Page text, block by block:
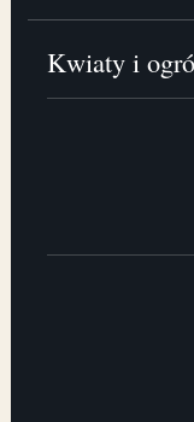
Kwiaty i